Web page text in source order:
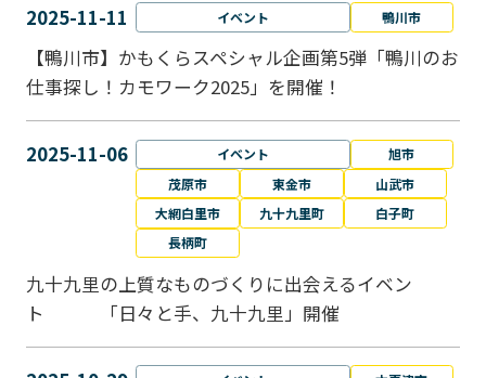
2025-11-11 イベント 鴨川市
【鴨川市】かもくらスペシャル企画第5弾「鴨川のお
仕事探し！カモワーク2025」を開催！
2025-11-06 イベント
旭市
茂原市
東金市
山武市
大網白里市
九十九里町
白子町
長柄町
九十九里の上質なものづくりに出会えるイベン
ト 「日々と手、九十九里」開催